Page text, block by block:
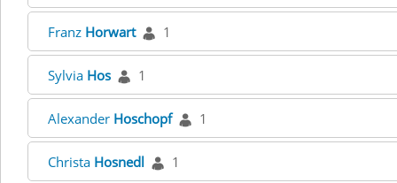
Franz Horwart 1
Sylvia Hos 1
Alexander Hoschopf 1
Christa Hosnedl 1